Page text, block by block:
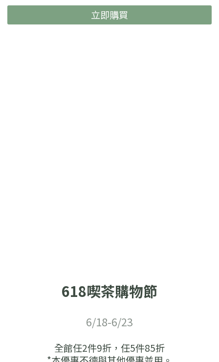
立即購買
618喫茶購物節
6/18-6/23
全館任2件9折，任5件85折